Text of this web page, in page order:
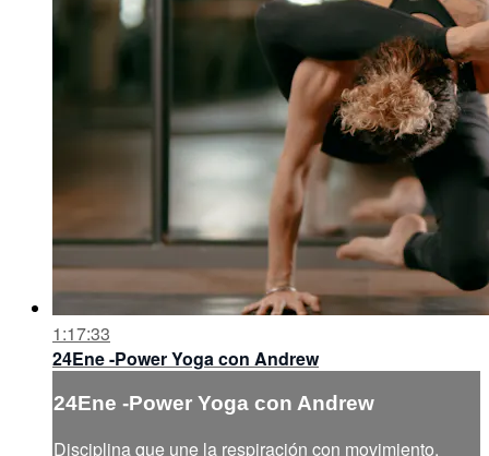
1:17:33
24Ene -Power Yoga con Andrew
24Ene -Power Yoga con Andrew
Disciplina que une la respiración con movimiento,